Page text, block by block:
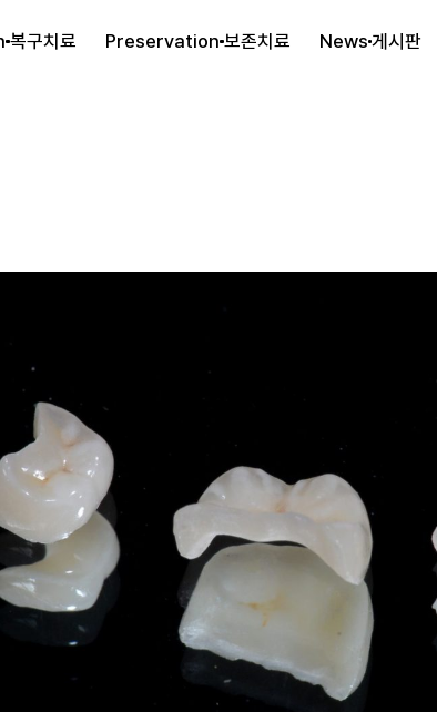
복구치료 Preservation 보존치료 News 게시판